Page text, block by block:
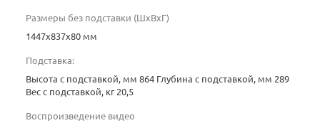
Размеры без подставки (ШxВxГ)
1447х837х80 мм
Подставка:
Высота с подставкой, мм 864 Глубина с подставкой, мм 289
Вес с подставкой, кг 20,5
Воспроизведение видео